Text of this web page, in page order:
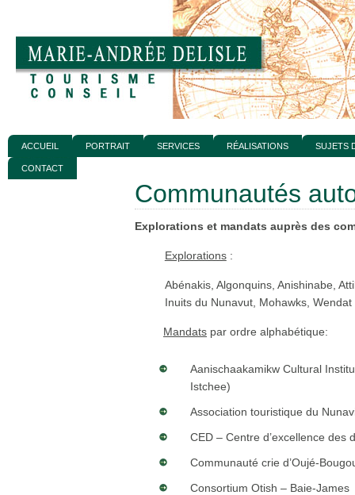
ACCUEIL PORTRAIT SERVICES RÉALISATIONS SUJETS
CONTACT
Communautés
Explorations et mandats auprès des
Explorations:
Abénakis, Algonquins, Anishinabe,
Inuits du Nunavut, Mohawks, Wendat
Mandats par ordre alphabétique:
Aanischaakamikw Cultural
Istchee)
Association touristique du
CED – Centre d’excellence des
Communauté crie d’Oujé-
Consortium Otish – Baie-James